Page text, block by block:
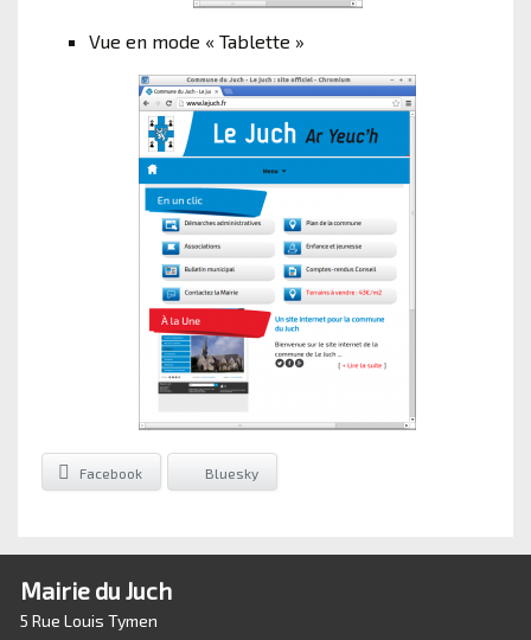
Vue en mode « Tablette »
Facebook Bluesky
Mairie du Juch
5 Rue Louis Tymen